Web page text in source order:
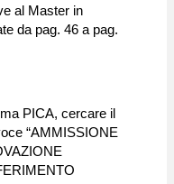
al Master in
da pag. 46 a pag.
PICA, cercare il
“AMMISSIONE